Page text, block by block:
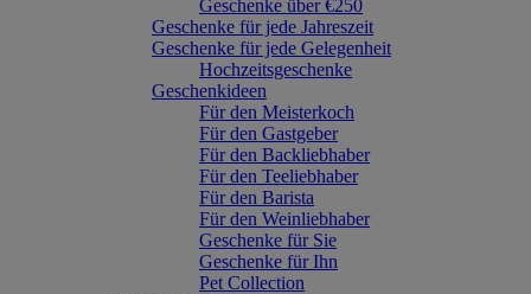
Geschenke über €250
Geschenke für jede Jahreszeit
Geschenke für jede Gelegenheit
Hochzeitsgeschenke
Geschenkideen
Für den Meisterkoch
Für den Gastgeber
Für den Backliebhaber
Für den Teeliebhaber
Für den Barista
Für den Weinliebhaber
Geschenke für Sie
Geschenke für Ihn
Pet Collection